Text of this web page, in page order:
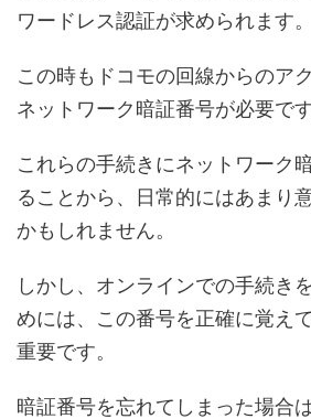
ワードレス認証が求められます。
この時もドコモの回線からのア
ネットワーク暗証番号が必要です
これらの手続きにネットワーク
ることから、日常的にはあまり
かもしれません。
しかし、オンラインでの手続き
めには、この番号を正確に覚え
重要です。
暗証番号を忘れてしまった場合